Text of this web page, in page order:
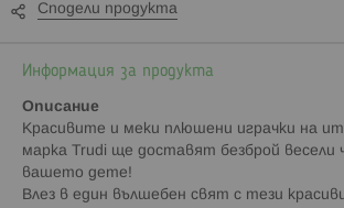
Сподели продукта
Информация за продукта
Описание
Красивите и меки плюшени играчки на
марка Trudi ще доставят безброй весели
вашето дете!
Влез в един вълшебен свят с тези